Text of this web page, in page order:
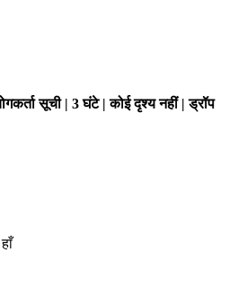
सूची | 3 घंटे | कोई दृश्य नहीं | ड्रॉप